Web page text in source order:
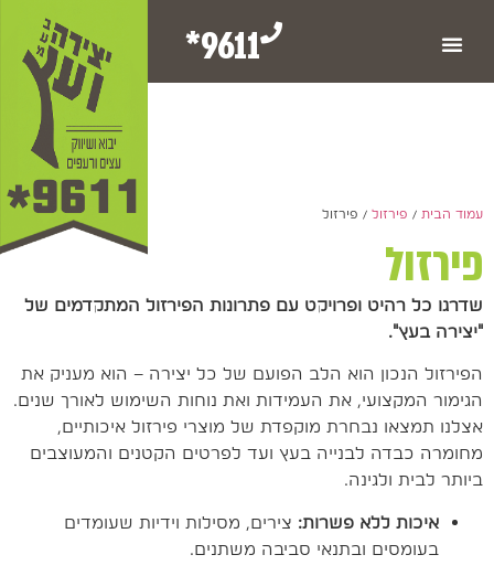
9611*
עמוד הבית / פירזול / פירזול
פירזול
שדרגו כל רהיט ופרויקט עם פתרונות הפירזול המתקדמים של
"יצירה בעץ".
הפירזול הנכון הוא הלב הפועם של כל יצירה – הוא מעניק את
הגימור המקצועי, את העמידות ואת נוחות השימוש לאורך שנים.
אצלנו תמצאו נבחרת מוקפדת של מוצרי פירזול איכותיים,
מחומרה כבדה לבנייה בעץ ועד לפרטים הקטנים והמעוצבים
ביותר לבית ולגינה.
איכות ללא פשרות: צירים, מסילות וידיות שעומדים
בעומסים ובתנאי סביבה משתנים.